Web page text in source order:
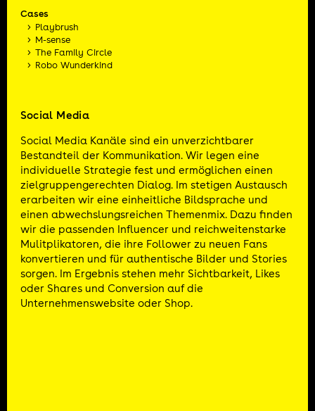
Cases
Playbrush
M-sense
The Family Circle
Robo Wunderkind
Social Media
Social Media Kanäle sind ein unverzichtbarer
Bestandteil der Kommunikation. Wir legen eine
individuelle Strategie fest und ermöglichen einen
zielgruppengerechten Dialog. Im stetigen Austausch
erarbeiten wir eine einheitliche Bildsprache und
einen abwechslungsreichen Themenmix. Dazu finden
wir die passenden Influencer und reichweitenstarke
Mulitplikatoren, die ihre Follower zu neuen Fans
konvertieren und für authentische Bilder und Stories
sorgen. Im Ergebnis stehen mehr Sichtbarkeit, Likes
oder Shares und Conversion auf die
Unternehmenswebsite oder Shop.